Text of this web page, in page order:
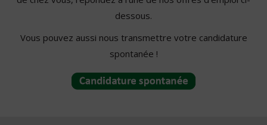
dessous.
Vous pouvez aussi nous transmettre votre candidature
spontanée !